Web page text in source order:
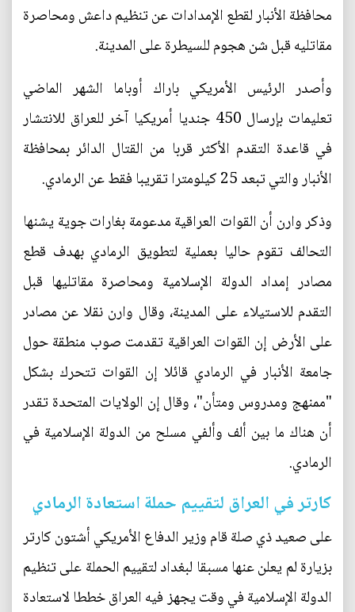
محافظة الأنبار لقطع الإمدادات عن تنظيم داعش ومحاصرة
مقاتليه قبل شن هجوم للسيطرة على المدينة.
وأصدر الرئيس الأمريكي باراك أوباما الشهر الماضي
تعليمات بإرسال 450 جنديا أمريكيا آخر للعراق للانتشار
في قاعدة التقدم الأكثر قربا من القتال الدائر بمحافظة
الأنبار والتي تبعد 25 كيلومترا تقريبا فقط عن الرمادي.
وذكر وارن أن القوات العراقية مدعومة بغارات جوية يشنها
التحالف تقوم حاليا بعملية لتطويق الرمادي بهدف قطع
مصادر إمداد الدولة الإسلامية ومحاصرة مقاتليها قبل
التقدم للاستيلاء على المدينة، وقال وارن نقلا عن مصادر
على الأرض إن القوات العراقية تقدمت صوب منطقة حول
جامعة الأنبار في الرمادي قائلا إن القوات تتحرك بشكل
"ممنهج ومدروس ومتأن"، وقال إن الولايات المتحدة تقدر
أن هناك ما بين ألف وألفي مسلح من الدولة الإسلامية في
الرمادي.
كارتر في العراق لتقييم حملة استعادة الرمادي
على صعيد ذي صلة قام وزير الدفاع الأمريكي أشتون كارتر
بزيارة لم يعلن عنها مسبقا لبغداد لتقييم الحملة على تنظيم
الدولة الإسلامية في وقت يجهز فيه العراق خططا لاستعادة